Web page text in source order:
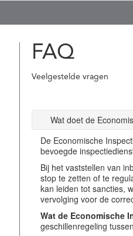
FAQ
Veelgestelde vragen
Wat doet de
De Economische
bevoegde
Bij het vaststellen van
stop te zetten of te
kan leiden tot sancties,
vervolging voor de
Wat de Economische
geschillenregeling